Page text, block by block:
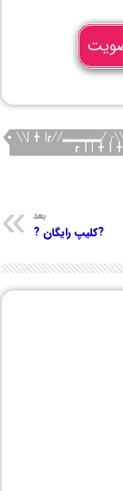
╱▂▂▂▂▂▂╱╱┏▕╋▏╲╲
بعد
?کلیپ رایگان ?